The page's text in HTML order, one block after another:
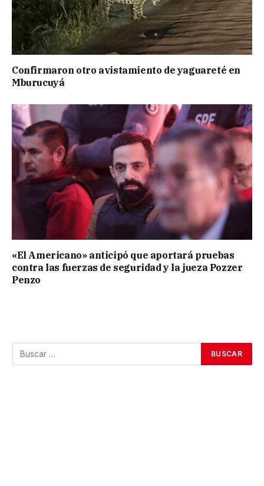
Confirmaron otro avistamiento de yaguareté en
Mburucuyá
«El Americano» anticipó que aportará pruebas
contra las fuerzas de seguridad y la jueza Pozzer
Penzo